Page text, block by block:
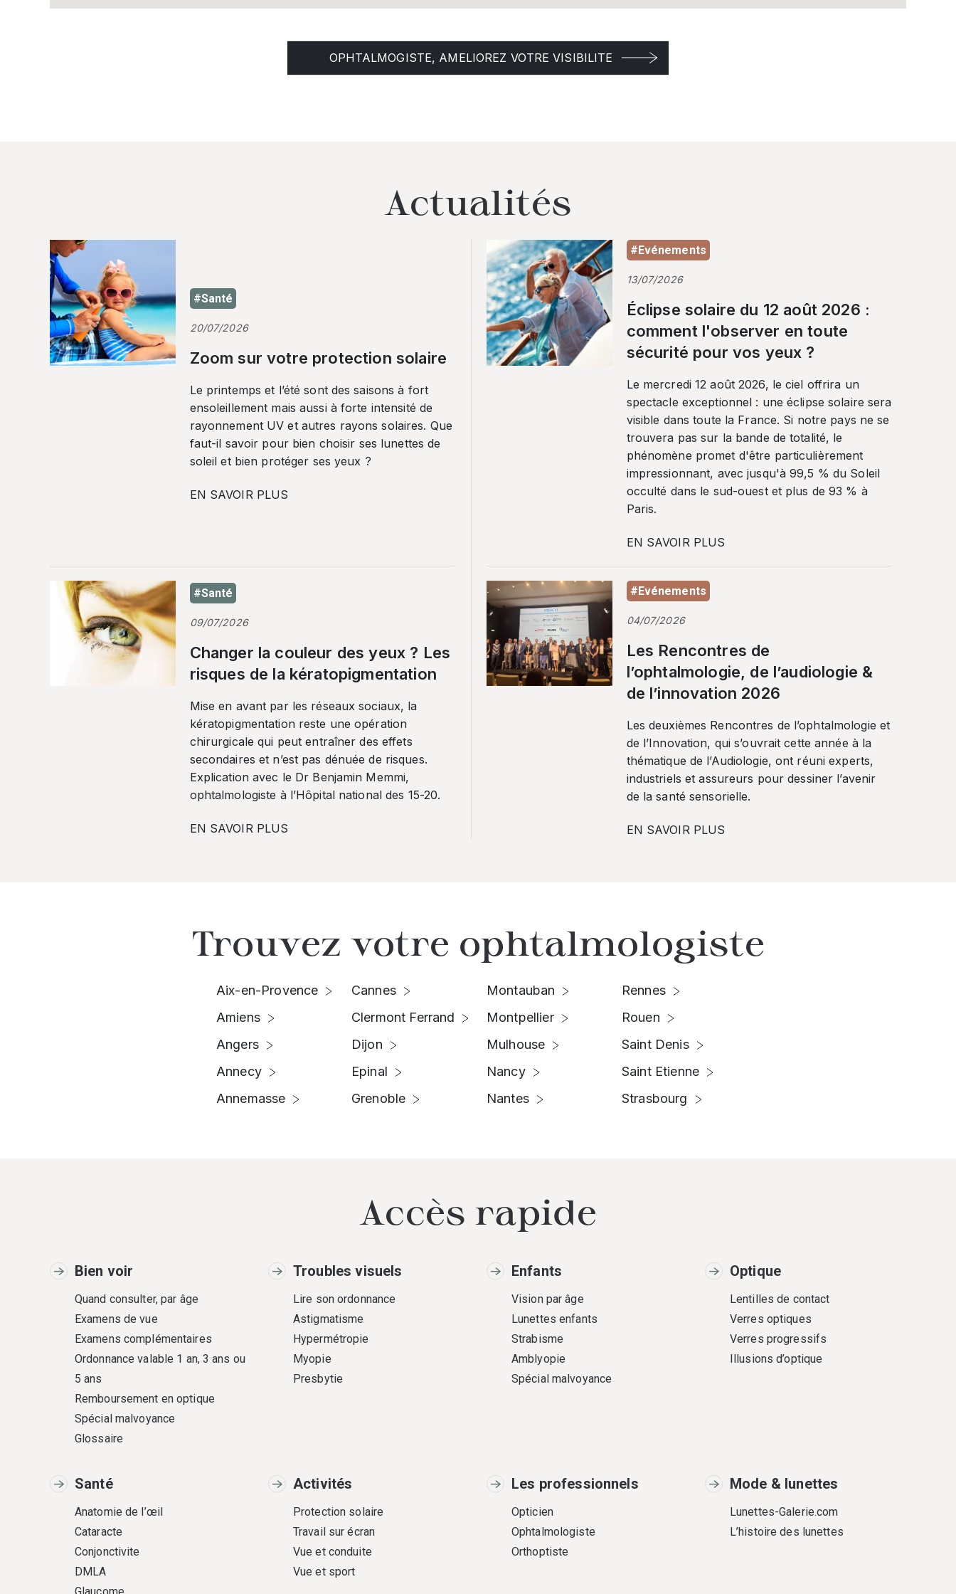
OPHTALMOGISTE, AMELIOREZ VOTRE VISIBILITE
Actualités
#Santé
20/07/2026
Zoom sur votre protection solaire
Le printemps et l’été sont des saisons à fort
ensoleillement mais aussi à forte intensité de
rayonnement UV et autres rayons solaires. Que
faut-il savoir pour bien choisir ses lunettes de
soleil et bien protéger ses yeux ?
EN SAVOIR PLUS
#Evénements
13/07/2026
Éclipse solaire du 12 août 2026 :
comment l'observer en toute
sécurité pour vos yeux ?
Le mercredi 12 août 2026, le ciel offrira un
spectacle exceptionnel : une éclipse solaire sera
visible dans toute la France. Si notre pays ne se
trouvera pas sur la bande de totalité, le
phénomène promet d'être particulièrement
impressionnant, avec jusqu'à 99,5 % du Soleil
occulté dans le sud-ouest et plus de 93 % à
Paris.
EN SAVOIR PLUS
#Santé
09/07/2026
Changer la couleur des yeux ? Les
risques de la kératopigmentation
Mise en avant par les réseaux sociaux, la
kératopigmentation reste une opération
chirurgicale qui peut entraîner des effets
secondaires et n’est pas dénuée de risques.
Explication avec le Dr Benjamin Memmi,
ophtalmologiste à l’Hôpital national des 15-20.
EN SAVOIR PLUS
#Evénements
04/07/2026
Les Rencontres de
l’ophtalmologie, de l’audiologie &
de l’innovation 2026
Les deuxièmes Rencontres de l’ophtalmologie et
de l’Innovation, qui s’ouvrait cette année à la
thématique de l’Audiologie, ont réuni experts,
industriels et assureurs pour dessiner l’avenir
de la santé sensorielle.
EN SAVOIR PLUS
Trouvez votre ophtalmologiste
Aix-en-Provence
Amiens
Angers
Annecy
Annemasse
Cannes
Clermont Ferrand
Dijon
Epinal
Grenoble
Montauban
Montpellier
Mulhouse
Nancy
Nantes
Rennes
Rouen
Saint Denis
Saint Etienne
Strasbourg
Accès rapide
Bien voir
Quand consulter, par âge
Examens de vue
Examens complémentaires
Ordonnance valable 1 an, 3 ans ou
5 ans
Remboursement en optique
Spécial malvoyance
Glossaire
Troubles visuels
Lire son ordonnance
Astigmatisme
Hypermétropie
Myopie
Presbytie
Enfants
Vision par âge
Lunettes enfants
Strabisme
Amblyopie
Spécial malvoyance
Optique
Lentilles de contact
Verres optiques
Verres progressifs
Illusions d’optique
Santé
Anatomie de l’œil
Cataracte
Conjonctivite
DMLA
Activités
Protection solaire
Travail sur écran
Vue et conduite
Vue et sport
Les professionnels
Opticien
Ophtalmologiste
Orthoptiste
Mode & lunettes
Lunettes-Galerie.com
L’histoire des lunettes